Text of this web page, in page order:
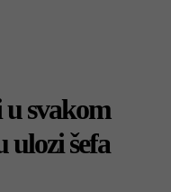
u svakom
ulozi šefa